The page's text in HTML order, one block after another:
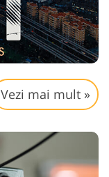
Vezi mai mult »